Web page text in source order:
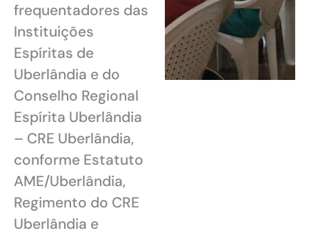
frequentadores das
Instituições
Espíritas de
Uberlândia e do
Conselho Regional
Espírita Uberlândia
– CRE Uberlândia,
conforme Estatuto
AME/Uberlândia,
Regimento do CRE
Uberlândia e